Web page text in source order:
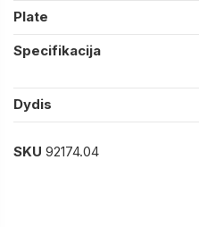
Plate
Specifikacija
Dydis
SKU 92174.04